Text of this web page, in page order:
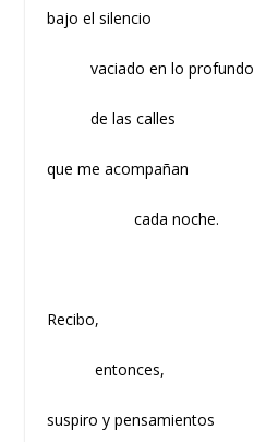
bajo el silencio
vaciado en lo profundo
de las calles
que me acompañan
cada noche.
Recibo,
entonces,
suspiro y pensamientos